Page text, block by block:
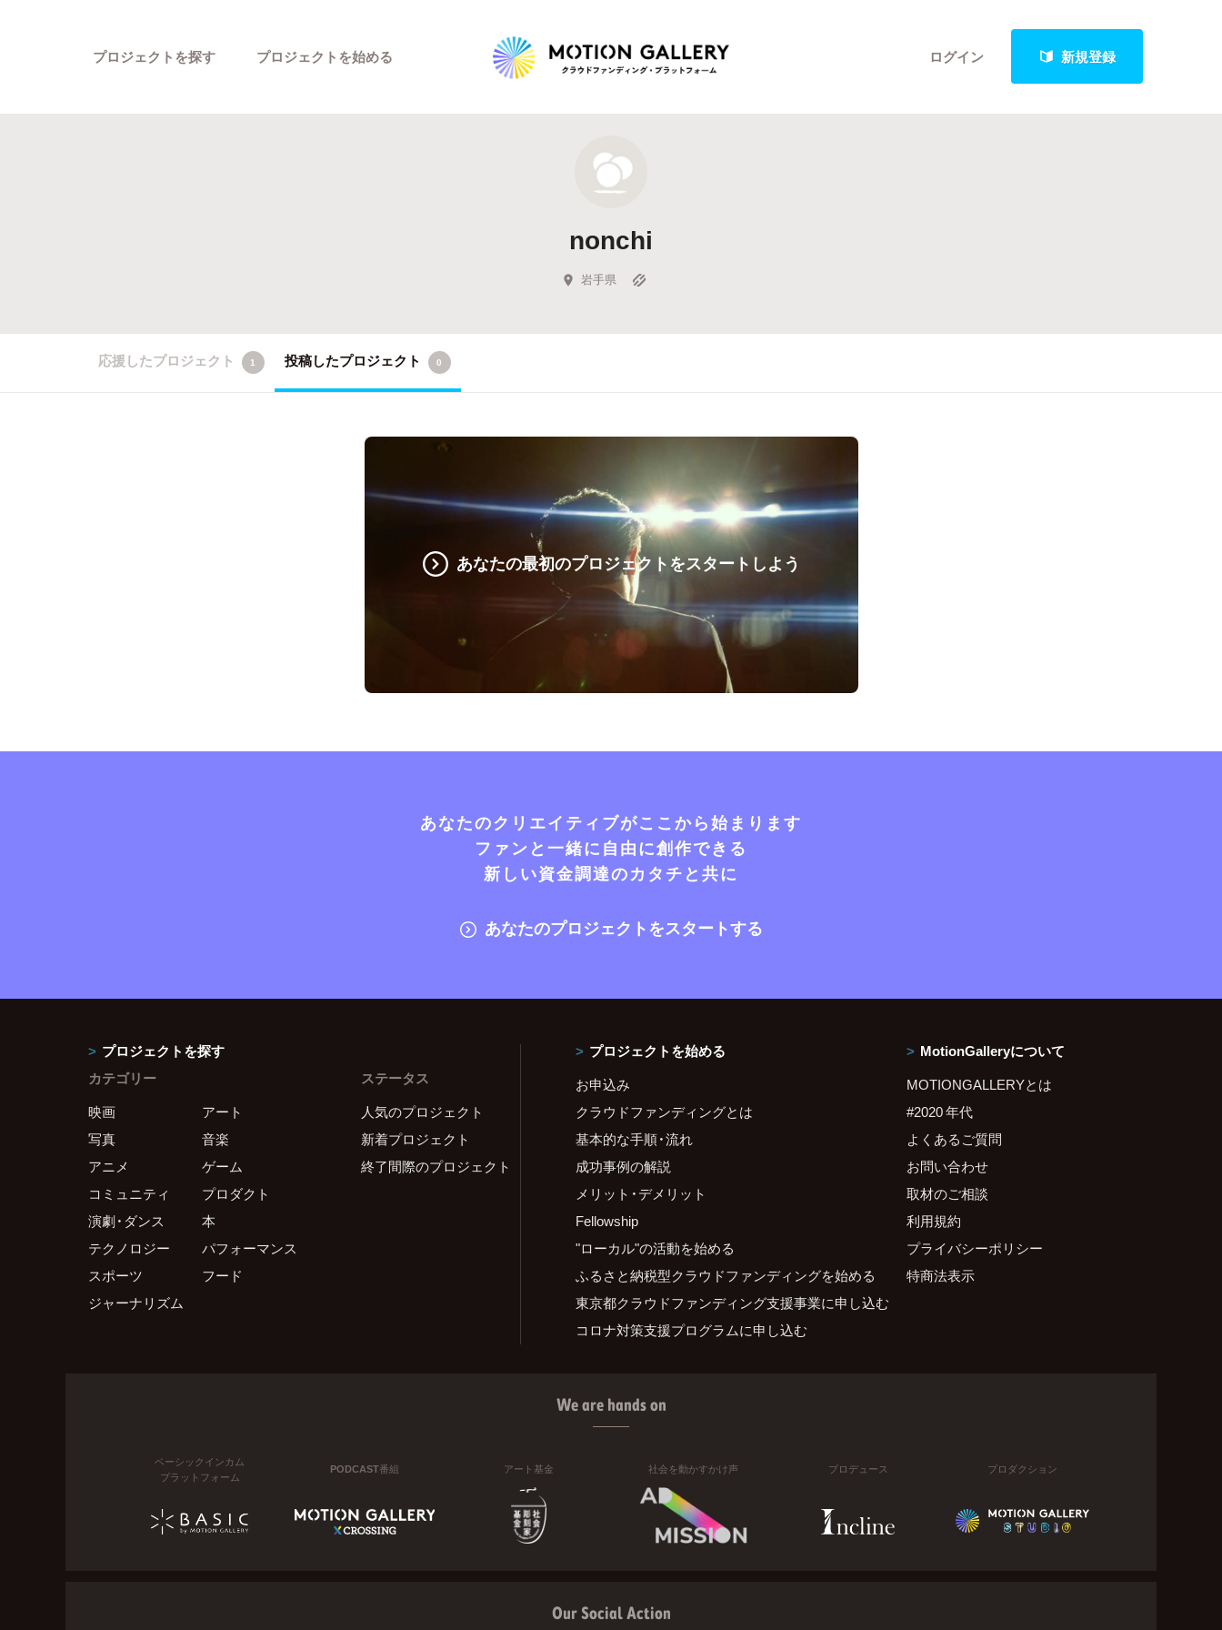
ログイン 新規登録
プロジェクトを探す
新着プロジェクト
Feature
キュレーターから探す
プロジェクトを始める
nonchi
岩手県
応援したプロジェクト 1 投稿したプロジェクト 0
あなたの最初のプロジェクトをスタートしよう
あなたのクリエイティブがここから始まります
ファンと一緒に自由に創作できる
新しい資金調達のカタチと共に
あなたのプロジェクトをスタートする
プロジェクトを探す
カテゴリー
映画
アート
写真
音楽
アニメ
ゲーム
コミュニティ
プロダクト
演劇・ダンス
本
テクノロジー
パフォーマンス
スポーツ
フード
ジャーナリズム
ステータス
人気のプロジェクト
新着プロジェクト
終了間際のプロジェクト
プロジェクトを始める
お申込み
クラウドファンディングとは
基本的な手順・流れ
成功事例の解説
メリット・デメリット
Fellowship
"ローカル"の活動を始める
ふるさと納税型クラウドファンディングを始める
東京都クラウドファンディング支援事業に申し込む
コロナ対策支援プログラムに申し込む
MotionGalleryについて
MOTIONGALLERYとは
#2020 年代
よくあるご質問
お問い合わせ
取材のご相談
利用規約
プライバシーポリシー
特商法表示
We are hands on
ベーシックインカム
プラットフォーム
PODCAST番組 アート基金 社会を動かすかけ声 プロデュース プロダクション
Our Social Action